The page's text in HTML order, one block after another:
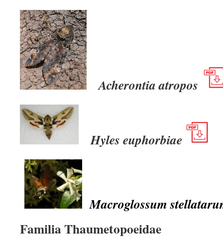
Acherontia atropos
Hyles euphorbiae
Macroglossum
Familia Thaumetopoeidae